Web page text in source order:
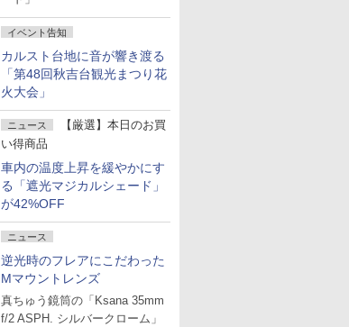
イベント告知
カルスト台地に音が響き渡る
「第48回秋吉台観光まつり花
火大会」
ニュース
【厳選】本日のお買
い得商品
車内の温度上昇を緩やかにす
る「遮光マジカルシェード」
が42%OFF
ニュース
逆光時のフレアにこだわった
Mマウントレンズ
真ちゅう鏡筒の「Ksana 35mm
f/2 ASPH. シルバークローム」